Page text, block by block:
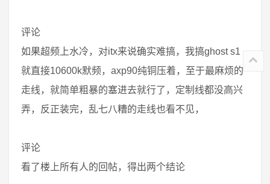
评论
如果超频上水冷，对itx来说确实难搞，我搞ghost s1
就直接10600k默频，axp90纯铜压着，至于最麻烦的
走线，就简单粗暴的塞进去就行了，定制线都没高兴
弄，反正装完，乱七八糟的走线也看不见，
评论
看了楼上所有人的回帖，得出两个结论